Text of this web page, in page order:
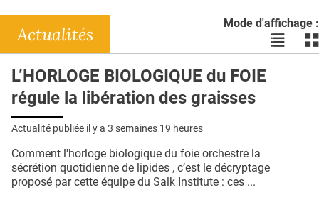
DOSSIERS
RÉSEAUX
E-REVUE SAD
THÉMA
QUI SOMMES-NOUS ?
Mode d'affichage :
Voir
les
les
Actualités
L’HORLOGE BIOLOGIQUE du FOIE
régule la libération des graisses
Actualité publiée il y a 3 semaines 19 heures
Comment l'horloge biologique du foie orchestre la
sécrétion quotidienne de lipides , c’est le décryptage
proposé par cette équipe du Salk Institute : ces ...